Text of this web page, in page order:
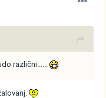
različni......